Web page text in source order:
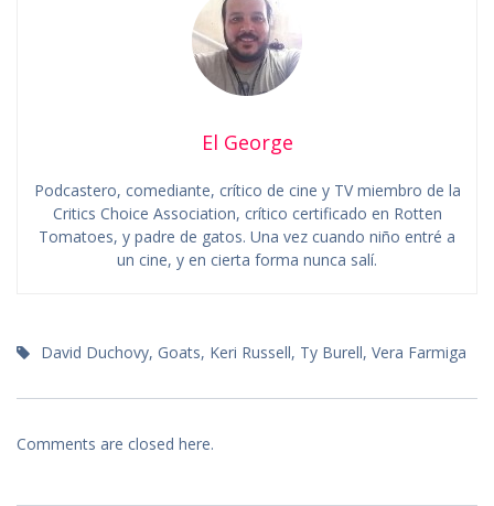
El George
Podcastero, comediante, crítico de cine y TV miembro de la
Critics Choice Association, crítico certificado en Rotten
Tomatoes, y padre de gatos. Una vez cuando niño entré a
un cine, y en cierta forma nunca salí.
David Duchovy, Goats, Keri Russell, Ty Burell, Vera Farmiga
Comments are closed here.